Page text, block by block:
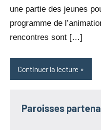
une partie des jeunes
programme de
rencontres sont […]
Continuer la lecture
Paroisses